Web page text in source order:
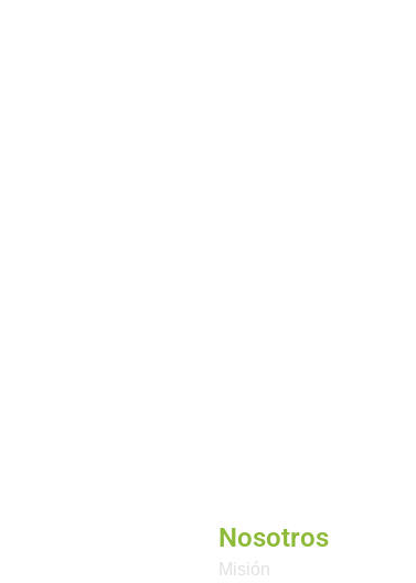
Nosotros
Misión